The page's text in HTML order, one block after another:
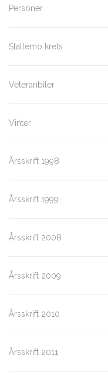
Personer
Stallemo krets
Veteranbiler
Vinter
Årsskrift 1998
Årsskrift 1999
Årsskrift 2008
Årsskrift 2009
Årsskrift 2010
Årsskrift 2011